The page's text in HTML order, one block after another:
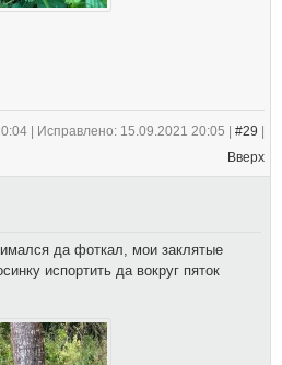
| Исправлено: 15.09.2021 20:05 | #29
Вверх
да фоткал, мои заклятые
испортить да вокруг пяток